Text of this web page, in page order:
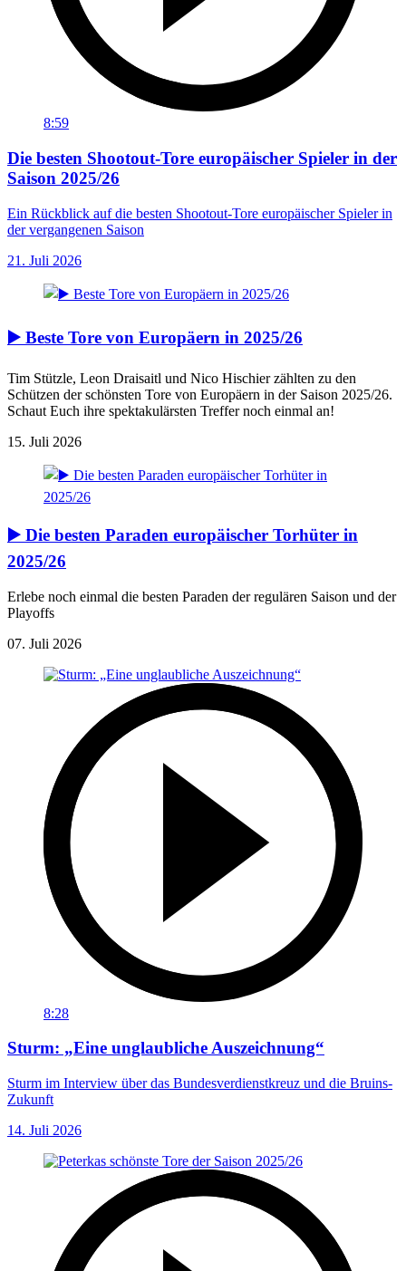
8:59
Die besten Shootout-Tore europäischer Spieler in der
Saison 2025/26
Ein Rückblick auf die besten Shootout-Tore europäischer Spieler in
der vergangenen Saison
21. Juli 2026
▶️ Beste Tore von Europäern in 2025/26
Tim Stützle, Leon Draisaitl und Nico Hischier zählten zu den
Schützen der schönsten Tore von Europäern in der Saison 2025/26.
Schaut Euch ihre spektakulärsten Treffer noch einmal an!
15. Juli 2026
▶️ Die besten Paraden europäischer Torhüter in
2025/26
Erlebe noch einmal die besten Paraden der regulären Saison und der
Playoffs
07. Juli 2026
8:28
Sturm: „Eine unglaubliche Auszeichnung“
Sturm im Interview über das Bundesverdienstkreuz und die Bruins-
Zukunft
14. Juli 2026